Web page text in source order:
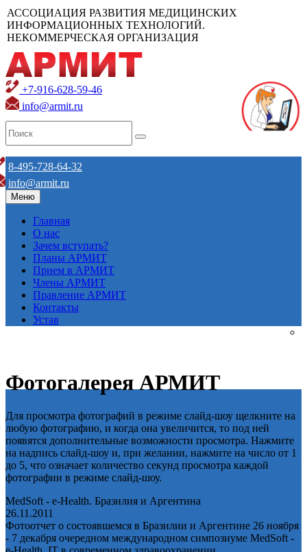
АССОЦИАЦИЯ РАЗВИТИЯ МЕДИЦИНСКИХ
ИНФОРМАЦИОННЫХ ТЕХНОЛОГИЙ.
НЕКОММЕРЧЕСКАЯ ОРГАНИЗАЦИЯ
+7-916-628-59-46
info@armit.ru
8-495-728-64-32
info@armit.ru
Меню
Главная
О нас
Зачем вступать?
Планы АРМИТ
Прием в АРМИТ
Члены АРМИТ
Правление АРМИТ
Контакты
Устав
Фотогалерея АРМИТ
Для просмотра фотографий в режиме слайд-шоу щелкните на
любую фотографию, и когда она увеличится, то под ней
появятся дополнительные возможности просмотра. Нажмите
на надпись слайд-шоу и, при желании, нажмите на число от 1
до 5, что означает количество секунд просмотра каждой
фотографии в режиме слайд-шоу.
MedSoft - e-Health. Бразилия и Аргентина
26.11.2011
Фотоотчет о состоявшемся в Бразилии и Аргентине 26 ноября
- 7 декабря очередном международном симпозиуме MedSoft -